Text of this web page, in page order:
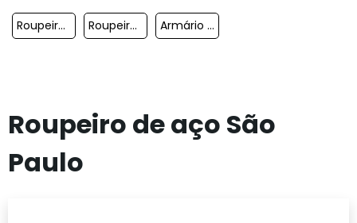
Roupeiro De Aço 20 Portas Com Chave Sacomã Roupeiro De Aço 32 Portas Santo André Armário De Aço 2 Portas São Bernardo Do Campo
Roupeiro de aço São
Paulo